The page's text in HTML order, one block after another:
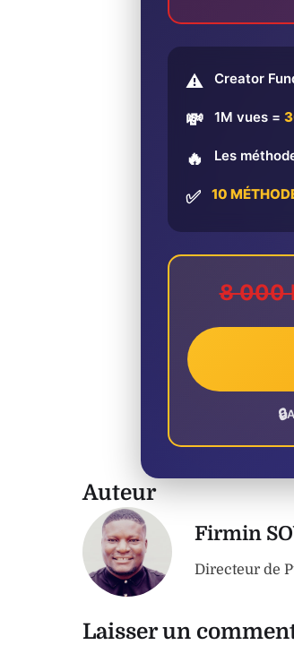
⚠️ Creator
💸 1M vues =
🔥 Les
✅ 10
8 000
🔒
Auteur
Firmin
Directeur de
Laisser un